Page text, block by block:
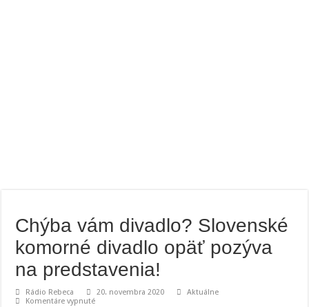
Chýba vám divadlo? Slovenské
komorné divadlo opäť pozýva
na predstavenia!
Rádio Rebeca 20. novembra 2020
Aktuálne
Komentáre vypnuténa